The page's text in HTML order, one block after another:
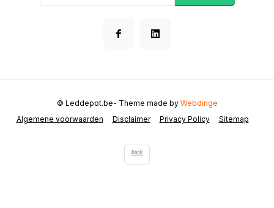
Algemene voorwaarden Disclaimer Privacy Policy Sitemap
© Leddepot.be- Theme made by Webdinge